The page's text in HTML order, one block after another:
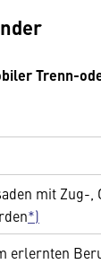
Trenn-
mit Zug-,
*)
erlernten